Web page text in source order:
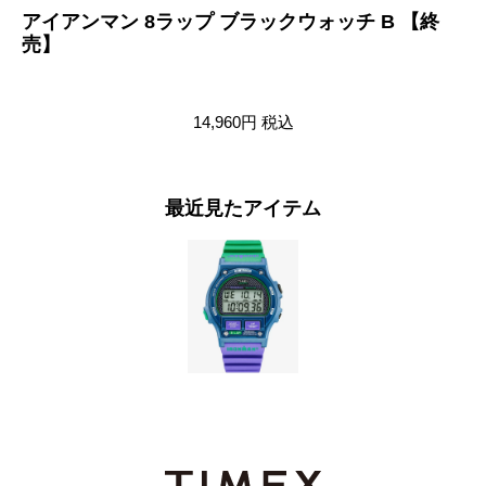
アイアンマン 8ラップ ブラックウォッチ B 【終
売】
14,960円 税込
最近見たアイテム